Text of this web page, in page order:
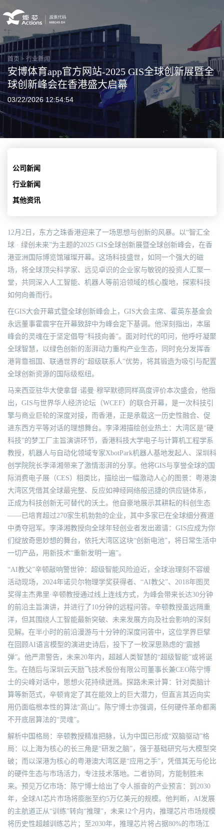
首页 > 行业新闻
安博体育app官方网站-2025 GIS全球创新展暨全
球创新峰会在香港盛大启幕
03/22/2026 12:54:54
公司新闻
行业新闻
其他资讯
12月2日，东方之珠香港迎来了一场思想与创新的风暴。以“智汇全
球 · 绿创未来”为主题的2025 GIS全球创新展暨全球创新峰会，在香
港亚洲国际博览馆璀璨开幕。这场科技盛世，如同一个强大的磁
场，将全球顶尖科学家、远见卓识的企业家与敏锐的投资人汇聚一
堂，共同深入人工智能、机器人等前沿领域的核心腹地，探索科技
如何向善而行。
在GIS大会开幕式暨全球创新峰会上，GIS大会主席、霍英东基金会
永远董事霍震宇在开幕致辞中为峰会定下基调。他深刻指出，本届
峰会的灵魂在于坚定倡导“科技向善”。面对时代的叩问，他呼吁凝聚
全球智慧，以绿色创新的澎湃动力重构产业生态，同时充分发挥香
港背靠祖国、联通世界的“超级联系人”优势，将其锻造为吸引与配置
全球创新资源的国际级枢纽。
马来西亚驻华大使拿督·诺曼·穆罕默德同样高度评价本次盛会，他指
出，GIS与世界华人经济论坛（WCEF）的联合开幕，是一次科技引
擎与商业巨轮的深度对接，而香港，正是承载这一历史性融合、促
进东西方平等对话的理想舞台。李泽湘描绘创业热土：大湾区是“硬
科技”的梦工厂主旨演讲环节，香港科技大学电子与计算机工程学系
教授，机器人与自动化领域专家XbotPark机器人基地发起人、深圳科
创学院院长李泽湘带来了激情澎湃的分享。他将GIS与享誉全球的国
际消费电子展（CES）相类比，描绘出一幅激动人心的图景：粤港澳
大湾区凭借其全球最完整、反应如神经网络般迅捷的供应链体系，
正成为科技创新无可替代的沃土。他自豪地展示其耕耘的科创生态
——已培育超过270家生机勃勃的企业，其中多家已在全球细分赛道
中勇夺冠军。李泽湘教授向全球年轻创业者发出邀请：GIS应成为你
们绽放奇思妙想的舞台，依托大湾区这块“创新电池”，将日常生活中
一切产品，用新技术“重新发明一遍”。
“AI教父”辛顿敲响警世钟：超级智能风险迫近，全球治理刻不容缓
活动现场，2024年诺贝尔物理学奖获得者、“AI教父”、2018年图灵
奖得主杰弗里·辛顿教授通过线上连线方式，为峰会带来长达30分钟
的前沿主旨演讲，并进行了10分钟的远程问答。辛顿教授虽远隔重
洋，但其围绕人工智能最新突破、未来发展方向及社会影响的深刻
见解。在半小时的前沿漫游与十分钟的深度问答中，这位学界巨擘
在回顾AI语言模型的演进史诗后，投下了一枚深思熟虑的“震撼
弹”。他严肃警告，未来20年内，超越人类智慧的“超级智能”或将诞
生。在随后与深圳云天励飞技术股份有限公司董事长兼CEO陈宁博
士的尖峰对话中，思想火花持续迸溅。探路未来计算：针对类脑计
算等新范式，辛顿肯定了其在能效上的巨大潜力，但直言其迈向实
用仍面临根本性的算法“高山”。陈宁博士亦强调，任何硬件革命都离
不开底层算法的“灵魂”。
解析中国格局：辛顿教授精准把脉，认为中国已形成“双脑驱动”格
局：以上海为核心的长三角是“研发之脑”，强于基础研究与大模型突
破；而以深港为核心的粤港澳大湾区是“应用之手”，凭借其无与伦比
的硬件生态与市场活力，专注技术落地。二者协同，方能制胜未
来。预见万亿市场：陈宁博士给出了令人振奋的产业预言：到2030
年，全球AI芯片市场将膨胀至约5万亿美元的规模。他判断，AI发展
的主航道正从“训练”转向“推理”，未来12个月内，推理芯片市场规模
将历史性超越训练芯片；至2030年，推理芯片将占据80%的市场江